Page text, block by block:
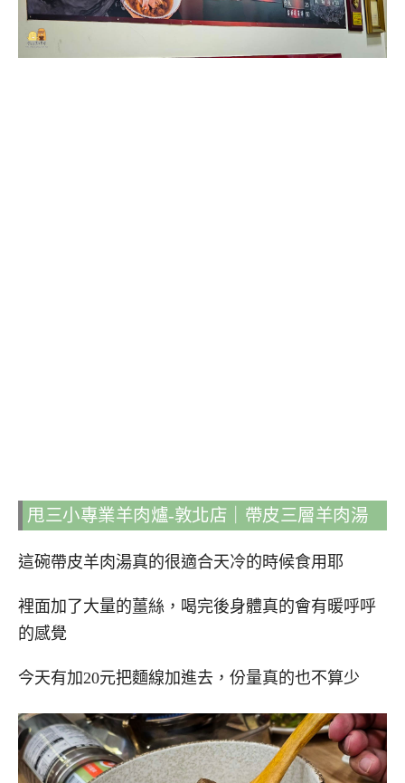
甩三小專業羊肉爐-敦北店｜帶皮三層羊肉湯
這碗帶皮羊肉湯真的很適合天冷的時候食用耶
裡面加了大量的薑絲，喝完後身體真的會有暖呼呼
的感覺
今天有加20元把麵線加進去，份量真的也不算少